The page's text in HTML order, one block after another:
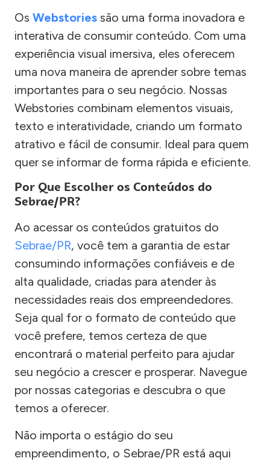
Os Webstories são uma forma inovadora e
interativa de consumir conteúdo. Com uma
experiência visual imersiva, eles oferecem
uma nova maneira de aprender sobre temas
importantes para o seu negócio. Nossas
Webstories combinam elementos visuais,
texto e interatividade, criando um formato
atrativo e fácil de consumir. Ideal para quem
quer se informar de forma rápida e eficiente.
Por Que Escolher os Conteúdos do
Sebrae/PR?
Ao acessar os conteúdos gratuitos do
Sebrae/PR, você tem a garantia de estar
consumindo informações confiáveis e de
alta qualidade, criadas para atender às
necessidades reais dos empreendedores.
Seja qual for o formato de conteúdo que
você prefere, temos certeza de que
encontrará o material perfeito para ajudar
seu negócio a crescer e prosperar. Navegue
por nossas categorias e descubra o que
temos a oferecer.
Não importa o estágio do seu
empreendimento, o Sebrae/PR está aqui